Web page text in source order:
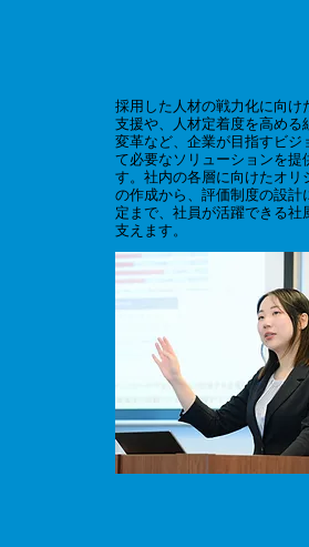
採用した人材の戦力化に向け
支援や、人材定着度を高める
変革など、企業が目指すビジ
て必要なソリューションを提
す。社内の各層に向けたオリ
の作成から、評価制度の設計
定まで、社員が活躍できる社
支えます。